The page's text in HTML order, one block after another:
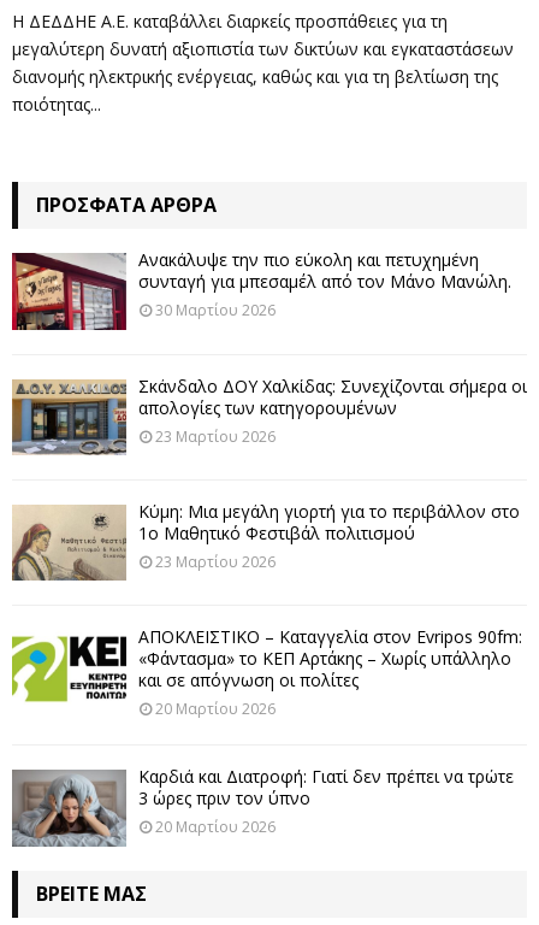
H ΔΕΔΔΗΕ Α.Ε. καταβάλλει διαρκείς προσπάθειες για τη
μεγαλύτερη δυνατή αξιοπιστία των δικτύων και εγκαταστάσεων
διανομής ηλεκτρικής ενέργειας, καθώς και για τη βελτίωση της
ποιότητας...
ΠΡΌΣΦΑΤΑ ΆΡΘΡΑ
Ανακάλυψε την πιο εύκολη και πετυχημένη
συνταγή για μπεσαμέλ από τον Μάνο Μανώλη.
30 Μαρτίου 2026
Σκάνδαλο ΔΟΥ Χαλκίδας: Συνεχίζονται σήμερα οι
απολογίες των κατηγορουμένων
23 Μαρτίου 2026
Κύμη: Μια μεγάλη γιορτή για το περιβάλλον στο
1ο Μαθητικό Φεστιβάλ πολιτισμού
23 Μαρτίου 2026
ΑΠΟΚΛΕΙΣΤΙΚΟ – Καταγγελία στον Evripos 90fm:
«Φάντασμα» το ΚΕΠ Αρτάκης – Χωρίς υπάλληλο
και σε απόγνωση οι πολίτες
20 Μαρτίου 2026
Καρδιά και Διατροφή: Γιατί δεν πρέπει να τρώτε
3 ώρες πριν τον ύπνο
20 Μαρτίου 2026
ΒΡΕΊΤΕ ΜΑΣ